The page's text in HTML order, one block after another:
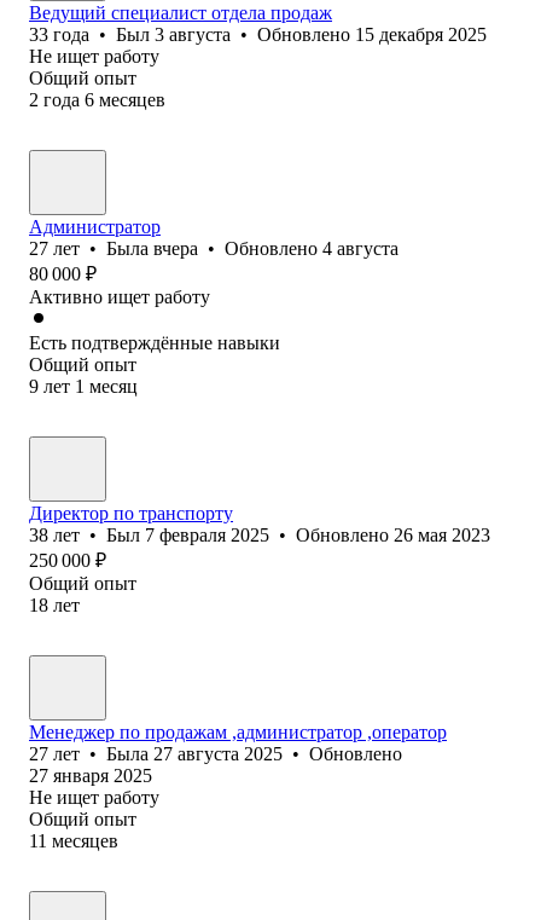
Ведущий специалист отдела продаж
33 года • Был 3 августа • Обновлено 15 декабря 2025
Не ищет работу
Общий опыт
2 года 6 месяцев
Администратор
27 лет • Была вчера • Обновлено 4 августа
80 000 ₽
Активно ищет работу
Есть подтверждённые навыки
Общий опыт
9 лет 1 месяц
Директор по транспорту
38 лет • Был 7 февраля 2025 • Обновлено 26 мая 2023
250 000 ₽
Общий опыт
18 лет
Менеджер по продажам ,администратор ,оператор
27 лет • Была 27 августа 2025 • Обновлено
27 января 2025
Не ищет работу
Общий опыт
11 месяцев